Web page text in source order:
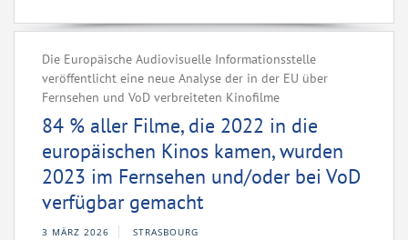
Die Europäische Audiovisuelle Informationsstelle
veröffentlicht eine neue Analyse der in der EU über
Fernsehen und VoD verbreiteten Kinofilme
84 % aller Filme, die 2022 in die
europäischen Kinos kamen, wurden
2023 im Fernsehen und/oder bei VoD
verfügbar gemacht
3 MÄRZ 2026 STRASBOURG